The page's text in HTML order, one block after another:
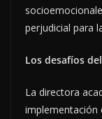
perjudicial para
Los desafíos del
La directora
implementación